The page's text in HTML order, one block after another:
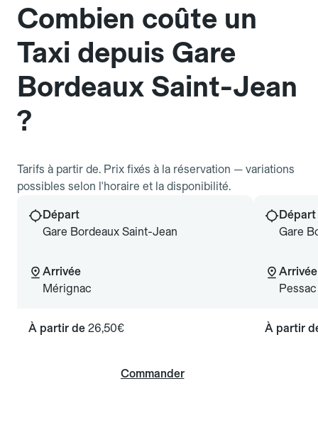
Combien coûte un
Taxi depuis Gare
Bordeaux Saint-Jean
?
Tarifs à partir de. Prix fixés à la réservation — variations
possibles selon l'horaire et la disponibilité.
Départ
Gare Bordeaux Saint-Jean
Arrivée
Mérignac
À partir de 26,50€
Commander
Départ
Gare
Arrivée
Pessac
À partir